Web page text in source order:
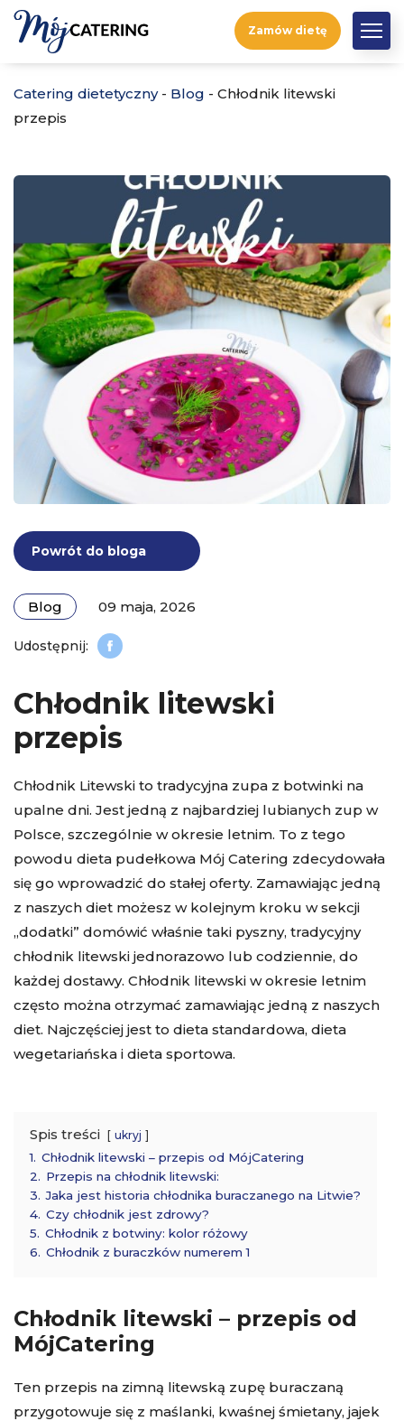
Zamów dietę
Catering dietetyczny- Blog - Chłodnik litewski
przepis
Powrót do bloga
Blog 09 maja, 2026
Chłodnik litewski
przepis
Chłodnik Litewski to tradycyjna zupa z botwinki na
upalne dni. Jest jedną z najbardziej lubianych zup w
Polsce, szczególnie w okresie letnim. To z tego
powodu dieta pudełkowa Mój Catering zdecydowała
się go wprowadzić do stałej oferty. Zamawiając jedną
z naszych diet możesz w kolejnym kroku w sekcji
„dodatki” domówić właśnie taki pyszny, tradycyjny
chłodnik litewski jednorazowo lub codziennie, do
każdej dostawy. Chłodnik litewski w okresie letnim
często można otrzymać zamawiając jedną z naszych
diet. Najczęściej jest to dieta standardowa, dieta
wegetariańska i dieta sportowa.
Spis treści ukryj
1. Chłodnik litewski – przepis od MójCatering
2. Przepis na chłodnik litewski:
3. Jaka jest historia chłodnika buraczanego na Litwie?
4. Czy chłodnik jest zdrowy?
5. Chłodnik z botwiny: kolor różowy
6. Chłodnik z buraczków numerem 1
Chłodnik litewski – przepis od
MójCatering
Ten przepis na zimną litewską zupę buraczaną
przygotowuje się z maślanki, kwaśnej śmietany, jajek